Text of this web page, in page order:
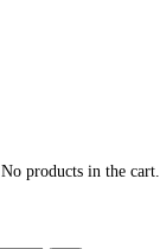
No products in the cart.